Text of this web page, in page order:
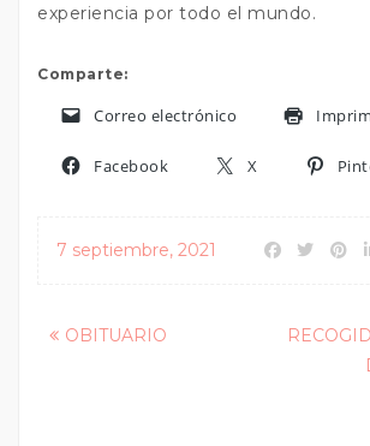
experiencia por todo el mundo.
Comparte:
Correo electrónico
Facebook X
7 septiembre, 2021
Posts
OBITUARIO